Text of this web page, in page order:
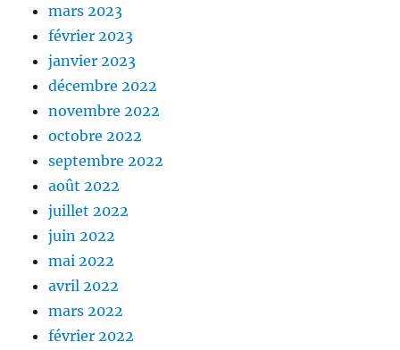
mars 2023
février 2023
janvier 2023
décembre 2022
novembre 2022
octobre 2022
septembre 2022
août 2022
juillet 2022
juin 2022
mai 2022
avril 2022
mars 2022
février 2022